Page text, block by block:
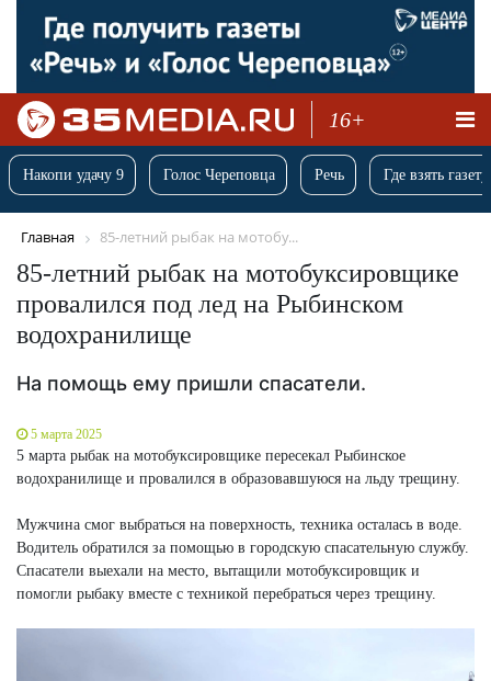
16+
Накопи удачу 9 Голос Череповца Речь Где взять
Главная 85-летний рыбак на мотобу...
85-летний рыбак на мотобуксировщике
провалился под лед на Рыбинском
водохранилище
На помощь ему пришли спасатели.
5 марта 2025
5 марта рыбак на мотобуксировщике пересекал Рыбинское
водохранилище и провалился в образовавшуюся на льду трещину.
Мужчина смог выбраться на поверхность, техника осталась в воде.
Водитель обратился за помощью в городскую спасательную службу.
Спасатели выехали на место, вытащили мотобуксировщик и
помогли рыбаку вместе с техникой перебраться через трещину.